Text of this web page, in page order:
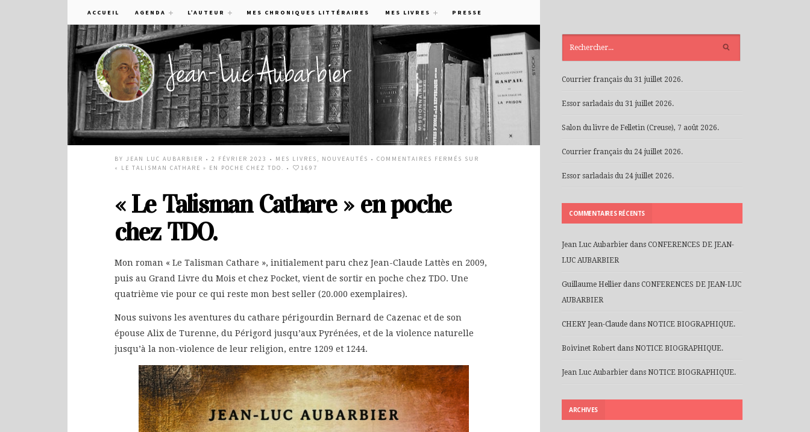
ACCUEIL AGENDA L’AUTEUR MES CHRONIQUES LITTÉRAIRES MES LIVRES PRESSE
BYJEAN LUC AUBARBIER • 2 FÉVRIER 2023 • MES LIVRES , NOUVEAUTÉS •COMMENTAIRES FERMÉS SUR
« LE TALISMAN CATHARE » EN POCHE CHEZ TDO. • 1697
« Le Talisman Cathare » en poche
chez TDO.
Mon roman « Le Talisman Cathare », initialement paru chez Jean-Claude Lattès en 2009,
puis au Grand Livre du Mois et chez Pocket, vient de sortir en poche chez TDO. Une
quatrième vie pour ce qui reste mon best seller (20.000 exemplaires).
Nous suivons les aventures du cathare périgourdin Bernard de Cazenac et de son
épouse Alix de Turenne, du Périgord jusqu’aux Pyrénées, et de la violence naturelle
jusqu’à la non-violence de leur religion, entre 1209 et 1244.
Courrier français du 31 juillet 2026.
Essor sarladais du 31 juillet 2026.
Salon du livre de Felletin (Creuse), 7 août 2026.
Courrier français du 24 juillet 2026.
Essor sarladais du 24 juillet 2026.
COMMENTAIRES RÉCENTS
Jean Luc Aubarbier dans CONFERENCES DE JEAN-
LUC AUBARBIER
Guillaume Hellier dans CONFERENCES DE JEAN-LUC
AUBARBIER
CHERY Jean-Claude dans NOTICE BIOGRAPHIQUE.
Boivinet Robert dans NOTICE BIOGRAPHIQUE.
Jean Luc Aubarbier dans NOTICE BIOGRAPHIQUE.
ARCHIVES